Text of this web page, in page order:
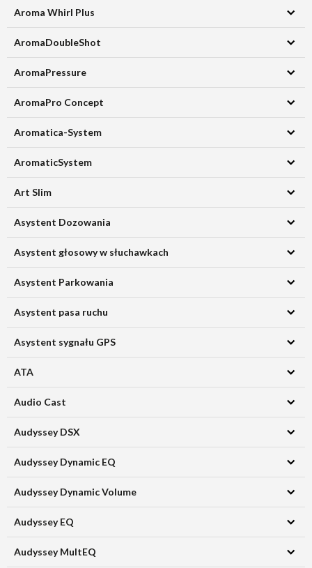
Aroma Whirl Plus
AromaDoubleShot
AromaPressure
AromaPro Concept
Aromatica-System
AromaticSystem
Art Slim
Asystent Dozowania
Asystent głosowy w słuchawkach
Asystent Parkowania
Asystent pasa ruchu
Asystent sygnału GPS
ATA
Audio Cast
Audyssey DSX
Audyssey Dynamic EQ
Audyssey Dynamic Volume
Audyssey EQ
Audyssey MultEQ